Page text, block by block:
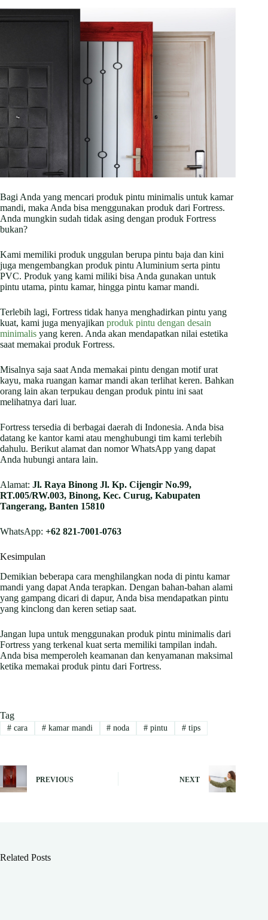
Bagi Anda yang mencari produk pintu minimalis untuk kamar
mandi, maka Anda bisa menggunakan produk dari Fortress.
Anda mungkin sudah tidak asing dengan produk Fortress
bukan?
Kami memiliki produk unggulan berupa pintu baja dan kini
juga mengembangkan produk pintu Aluminium serta pintu
PVC. Produk yang kami miliki bisa Anda gunakan untuk
pintu utama, pintu kamar, hingga pintu kamar mandi.
Terlebih lagi, Fortress tidak hanya menghadirkan pintu yang
kuat, kami juga menyajikan produk pintu dengan desain
minimalis yang keren. Anda akan mendapatkan nilai estetika
saat memakai produk Fortress.
Misalnya saja saat Anda memakai pintu dengan motif urat
kayu, maka ruangan kamar mandi akan terlihat keren. Bahkan
orang lain akan terpukau dengan produk pintu ini saat
melihatnya dari luar.
Fortress tersedia di berbagai daerah di Indonesia. Anda bisa
datang ke kantor kami atau menghubungi tim kami terlebih
dahulu. Berikut alamat dan nomor WhatsApp yang dapat
Anda hubungi antara lain.
Alamat: Jl. Raya Binong Jl. Kp. Cijengir No.99,
RT.005/RW.003, Binong, Kec. Curug, Kabupaten
Tangerang, Banten 15810
WhatsApp: +62 821-7001-0763
Kesimpulan
Demikian beberapa cara menghilangkan noda di pintu kamar
mandi yang dapat Anda terapkan. Dengan bahan-bahan alami
yang gampang dicari di dapur, Anda bisa mendapatkan pintu
yang kinclong dan keren setiap saat.
Jangan lupa untuk menggunakan produk pintu minimalis dari
Fortress yang terkenal kuat serta memiliki tampilan indah.
Anda bisa memperoleh keamanan dan kenyamanan maksimal
ketika memakai produk pintu dari Fortress.
Tag
#cara #kamar mandi # noda # pintu # tips
PREVIOUS NEXT
Related Posts